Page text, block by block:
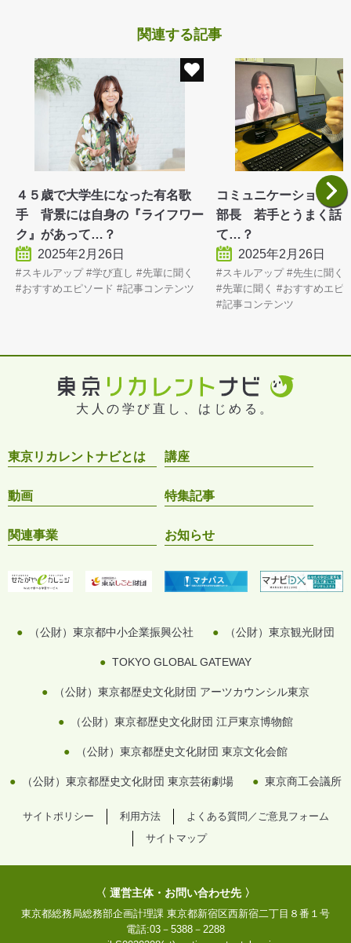
関連する記事
４５歳で大学生になった有名歌
手 背景には自身の『ライフワー
ク』があって…？
2025年2月26日
スキルアップ 学び直し
先輩に聞く
おすすめエピソード
記事コンテンツ
コミュニケーションに
部長 若手とうまく話
て…？
2025年2月26日
スキルアップ
先生に聞く
先輩に聞く
おすすめエピ
記事コンテンツ
大人の学び直し、はじめる。
東京リカレントナビとは 講座
動画 特集記事
関連事業 お知らせ
（公財）東京都中小企業振興公社 （公財）東京観光財団
TOKYO GLOBAL GATEWAY
（公財）東京都歴史文化財団 アーツカウンシル東京
（公財）東京都歴史文化財団 江戸東京博物館
（公財）東京都歴史文化財団 東京文化会館
（公財）東京都歴史文化財団 東京芸術劇場 東京商工会議所
サイトポリシー 利用方法
よくある質問／ご意見フォーム
サイトマップ
〈 運営主体・お問い合わせ先 〉
東京都総務局総務部企画計理課 東京都新宿区西新宿二丁目８番１号
電話:03－5388－2288